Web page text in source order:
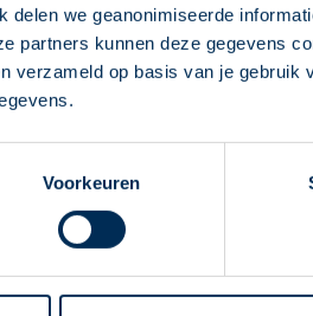
delen we geanonimiseerde
partners kunnen deze gegevens
verzameld op basis van je gebruik
Voorkeuren
Deze Service Apotheek staat
jouw apotheek
Zo kan je makkelijk alle informatie
in op een vast tijdstip, bijvoorbeeld
worden en uw
suffer maken.
verstopping of kortademigheid.